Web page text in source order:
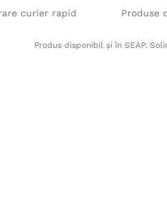
curier rapid Produse
Produs disponibil și în SEAP.